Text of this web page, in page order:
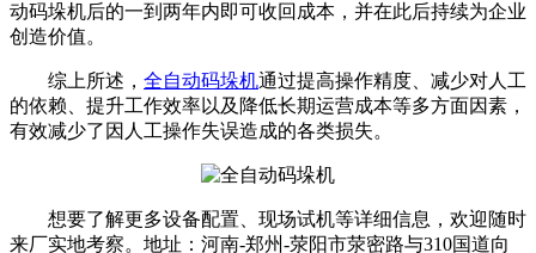
动码垛机后的一到两年内即可收回成本，并在此后持续为企业
创造价值。
综上所述， 全自动码垛机通过提高操作精度、减少对人工
的依赖、提升工作效率以及降低长期运营成本等多方面因素，
有效减少了因人工操作失误造成的各类损失。
想要了解更多设备配置、现场试机等详细信息，欢迎随时
来厂实地考察。地址：河南-郑州-荥阳市荥密路与310国道向